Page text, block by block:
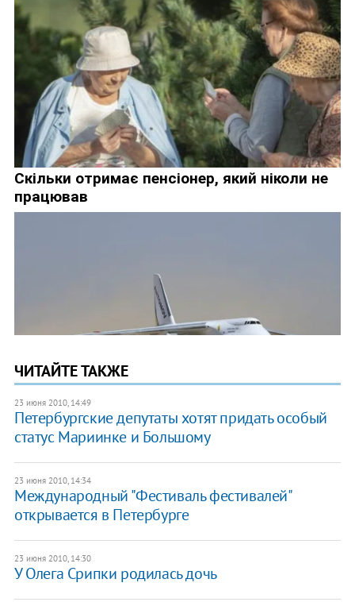
ЧИТАЙТЕ ТАКЖЕ
23 июня 2010, 14:49
Петербургские депутаты хотят придать особый
статус Мариинке и Большому
23 июня 2010, 14:34
Международный "Фестиваль фестивалей"
открывается в Петербурге
23 июня 2010, 14:30
У Олега Срипки родилась дочь